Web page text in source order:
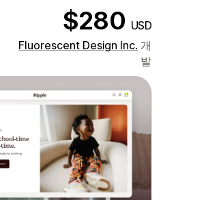
$280 USD
Fluorescent Design Inc. 개
발